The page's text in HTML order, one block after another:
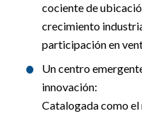
cociente de
crecimiento
participación en
Un centro
innovación:
Catalogada como